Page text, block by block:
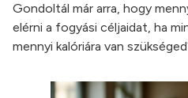
Gondoltál már arra, hogy
elérni a fogyási céljaidat, ha
mennyi kalóriára van